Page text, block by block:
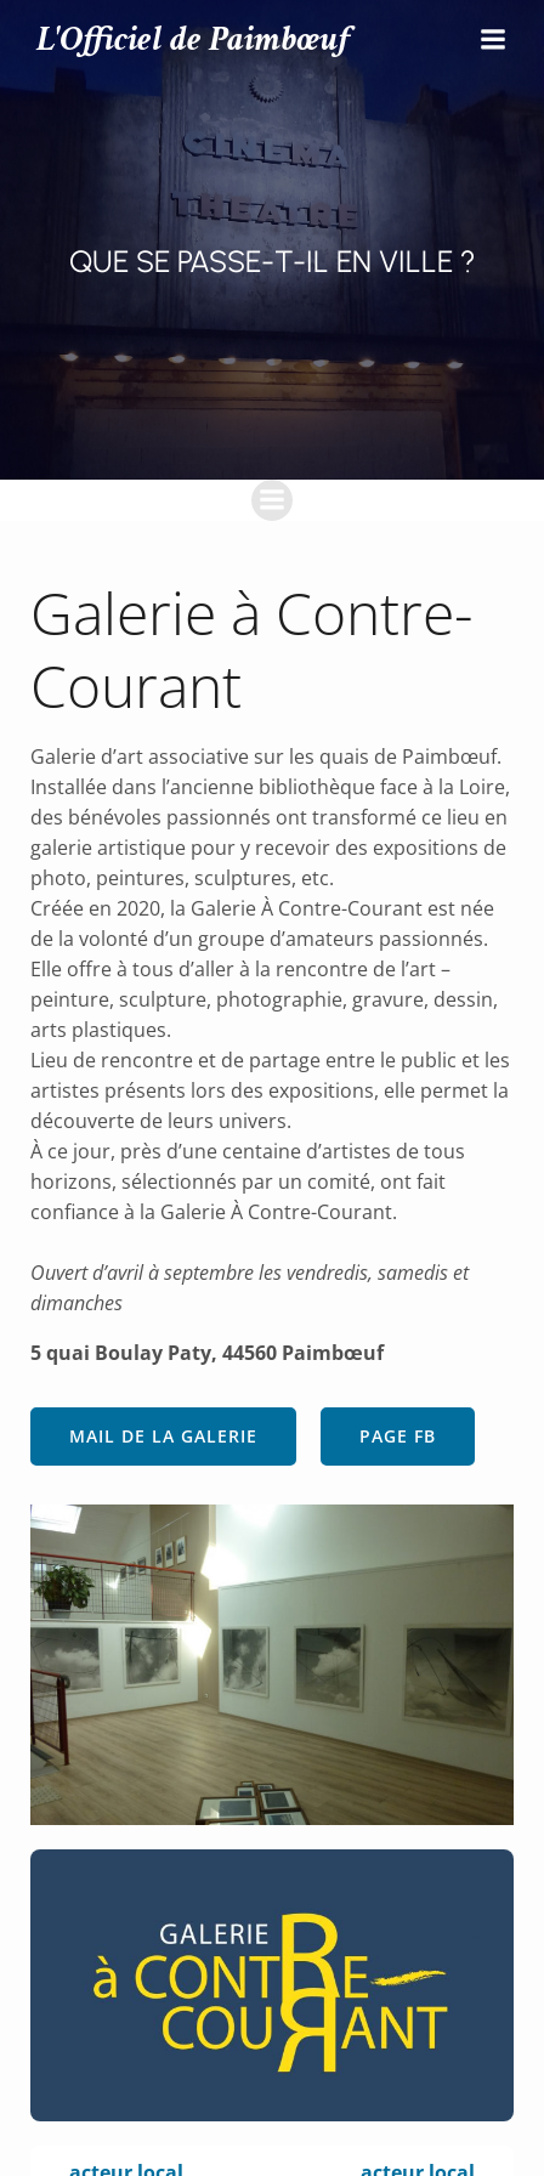
L'Officiel de Paimbœuf
QUE SE PASSE-T-IL EN VILLE ?
Galerie à Contre-
Courant
Galerie d’art associative sur les quais de Paimbœuf.
Installée dans l’ancienne bibliothèque face à la Loire,
des bénévoles passionnés ont transformé ce lieu en
galerie artistique pour y recevoir des expositions de
photo, peintures, sculptures, etc.
Créée en 2020, la Galerie À Contre-Courant est née
de la volonté d’un groupe d’amateurs passionnés.
Elle offre à tous d’aller à la rencontre de l’art –
peinture, sculpture, photographie, gravure, dessin,
arts plastiques.
Lieu de rencontre et de partage entre le public et les
artistes présents lors des expositions, elle permet la
découverte de leurs univers.
À ce jour, près d’une centaine d’artistes de tous
horizons, sélectionnés par un comité, ont fait
confiance à la Galerie À Contre-Courant.
Ouvert d’avril à septembre les vendredis, samedis et
dimanches
5 quai Boulay Paty, 44560 Paimbœuf
MAIL DE LA GALERIE PAGE FB